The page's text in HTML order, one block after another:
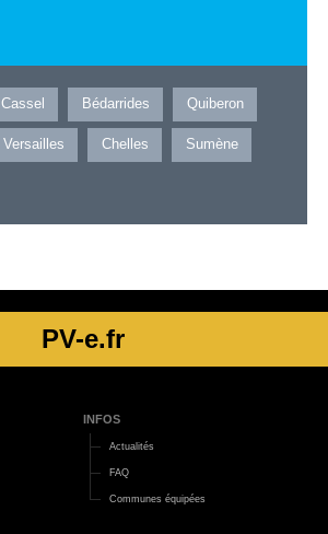
Cassel Bédarrides Quiberon
Versailles Chelles Sumène
PV-e.fr
INFOS
Actualités
FAQ
Communes équipées